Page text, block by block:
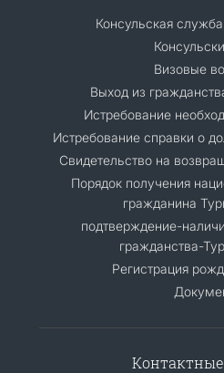
Консульская
Визовые
Выход из
Истребование
Истребование справки о
Свидетельство на
Порядок получения
гражданина
подтверждение-
гражданства-
Регистрация